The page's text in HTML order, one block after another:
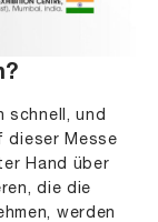
schnell, und
dieser Messe
Hand über
die die
werden